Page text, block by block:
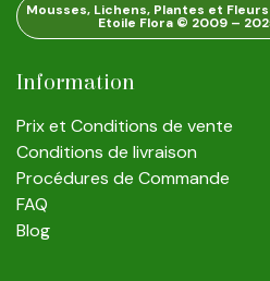
Mousses, Lichens, Plantes et
Etoile Flora © 2009 –
Information
Prix et Conditions de vente
Conditions de livraison
Procédures de Commande
FAQ
Blog